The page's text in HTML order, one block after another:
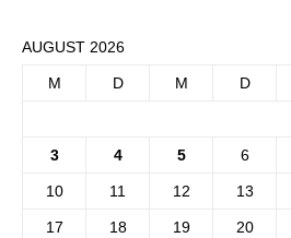
AUGUST 2026
M D M D
3 4 5 6
10 11 12 13
17 18 19 20